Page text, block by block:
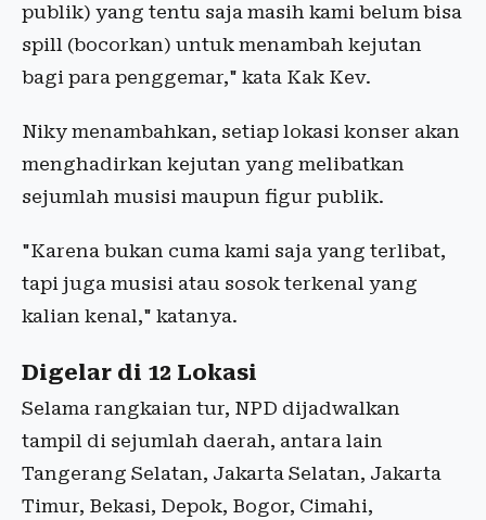
publik) yang tentu saja masih kami belum bisa
spill (bocorkan) untuk menambah kejutan
bagi para penggemar," kata Kak Kev.
Niky menambahkan, setiap lokasi konser akan
menghadirkan kejutan yang melibatkan
sejumlah musisi maupun figur publik.
"Karena bukan cuma kami saja yang terlibat,
tapi juga musisi atau sosok terkenal yang
kalian kenal," katanya.
Digelar di 12 Lokasi
Selama rangkaian tur, NPD dijadwalkan
tampil di sejumlah daerah, antara lain
Tangerang Selatan, Jakarta Selatan, Jakarta
Timur, Bekasi, Depok, Bogor, Cimahi,